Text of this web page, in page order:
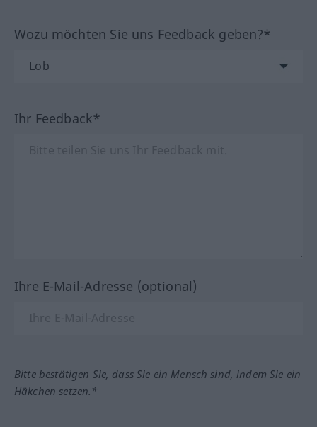
Wozu möchten Sie uns Feedback geben?*
Ihr Feedback*
Ihre E-Mail-Adresse (optional)
Bitte bestätigen Sie, dass Sie ein Mensch sind, indem Sie ein
Häkchen setzen.*